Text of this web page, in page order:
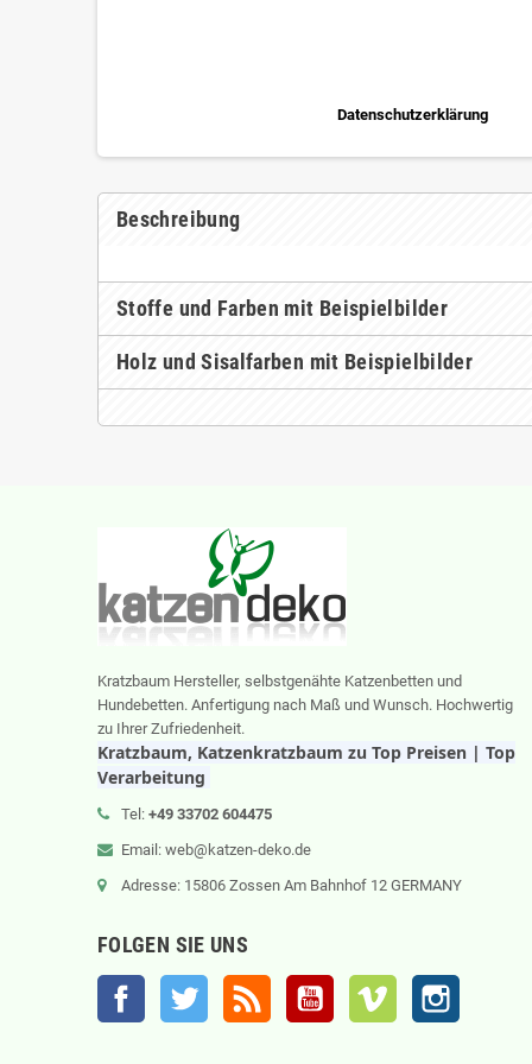
Datenschutzerklärung
Beschreibung
Stoffe und Farben mit Beispielbilder
Holz und Sisalfarben mit Beispielbilder
Kratzbaum Hersteller, selbstgenähte Katzenbetten und
Hundebetten. Anfertigung nach Maß und Wunsch. Hochwertig
zu Ihrer Zufriedenheit.
Kratzbaum, Katzenkratzbaum zu Top Preisen | Top
Verarbeitung
Tel: +49 33702 604475
Email: web@katzen-deko.de
Adresse: 15806 Zossen Am Bahnhof 12 GERMANY
FOLGEN SIE UNS
Facebook Twitter RSS YouTube Vimeo